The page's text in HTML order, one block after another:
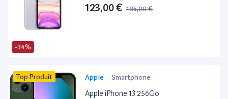
-34%
123,00 € 185,00 €
Top Produit Apple - Smartphone
Apple iPhone 13 256Go